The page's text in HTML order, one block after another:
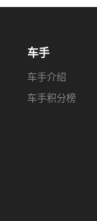
车手
车手介绍
车手积分榜